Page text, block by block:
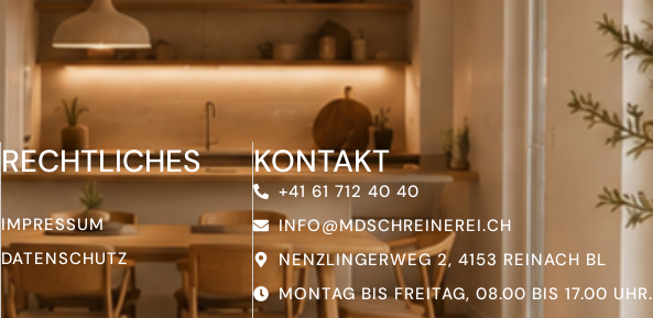
RECHTLICHES
IMPRESSUM
DATENSCHUTZ
KONTAKT
+41 61 712 40 40
INFO@MDSCHREINEREI.CH
NENZLINGERWEG 2, 4153 REINACH BL
MONTAG BIS FREITAG, 08.00 BIS 17.00 UHR.